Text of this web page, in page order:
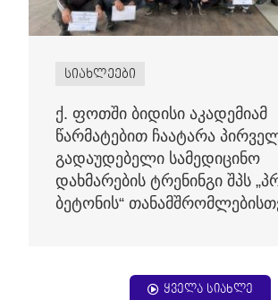
სიახლეები
ქ. ფოთში ბიდისი აკადემიამ
წარმატებით ჩაატარა
გადაუდებელი სამედიცინო
დახმარების ტრენინგი შპს
ბეტონის“
ყველა სიახლე